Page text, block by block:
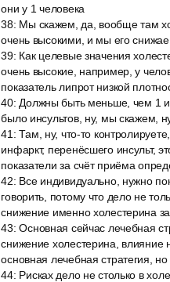
они у 1 человека
38: Мы скажем, да, вообще там
очень высокими, и мы его
39: Как целевые значения
очень высокие, например, у
показатель липрот низкой
40: Должны быть меньше, чем 1 и
было инсультов, ну, мы скажем,
41 :Там, ну, что-то
инфаркт, перенёсшего инсульт,
показатели за счёт приёма
42: Все индивидуально, нужно
говорить, потому что дело не
снижение именно холестерина
43:Основная сейчас лечебная
снижение холестерина,
основная лечебная стратегия,
44: Рисках дело не столько в